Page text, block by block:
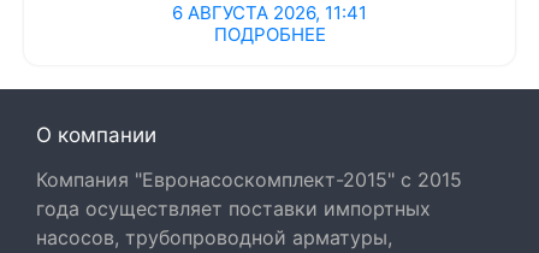
6 АВГУСТА 2026, 11:41
ПОДРОБНЕЕ
О компании
Компания "Евронасоскомплект-2015" с 2015
года осуществляет поставки импортных
насосов, трубопроводной арматуры,